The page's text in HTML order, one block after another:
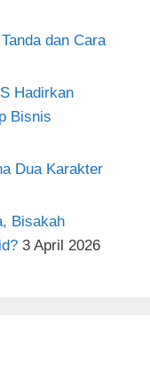
dan Cara
Hadirkan
Bisnis
Dua Karakter
Bisakah
3 April 2026